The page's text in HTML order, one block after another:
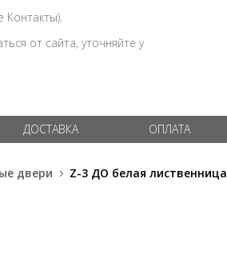
Контакты).
от сайта, уточняйте у
ДОСТАВКА ОПЛАТА
двери Z-3 ДО белая лиственница